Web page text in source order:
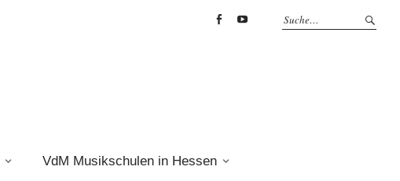
VdM Musikschulen in Hessen